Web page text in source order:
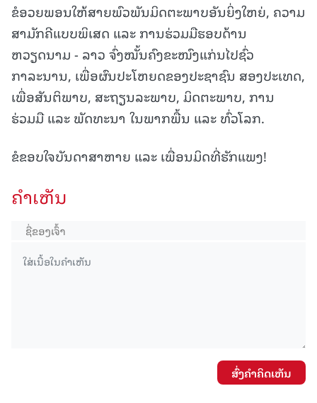
ຂໍອວຍພອນໃຫ້ສາຍພົວພັນມິດຕະພາບອັນຍິ່ງໃຫຍ່, ຄວາມ
ສາມັກຄີແບບພິເສດ ແລະ ການຮ່ວມມືຮອບດ້ານ
ຫວຽດນາມ - ລາວ ຈົ່ງໝັ້ນຄົງຂະໜົງແກ່ນໄປຊົ່ວ
ກາລະນານ, ເພື່ອຜົນປະໂຫຍດຂອງປະຊາຊົນ ສອງປະເທດ,
ເພື່ອສັນຕິພາບ, ສະຖຽນລະພາບ, ມິດຕະພາບ, ການ
ຮ່ວມມື ແລະ ພັດທະນາ ໃນພາກພື້ນ ແລະ ທົ່ວໂລກ.
ຂໍຂອບໃຈບັນດາສາຫາຍ ແລະ ເພື່ອນມິດທີ່ຮັກແພງ!
ຄໍາເຫັນ
ສົ່ງຄໍາຄິດເຫັນ